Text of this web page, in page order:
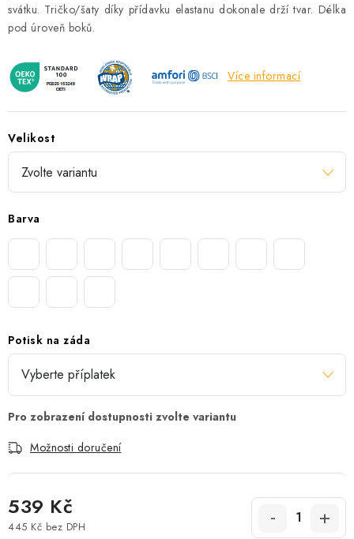
svátku. Tričko/šaty díky přídavku elastanu dokonale drží tvar. Délka
pod úroveň boků.
Více informací
Velikost
Barva
Potisk na záda
Možnosti doručení
539 Kč
445 Kč bez DPH